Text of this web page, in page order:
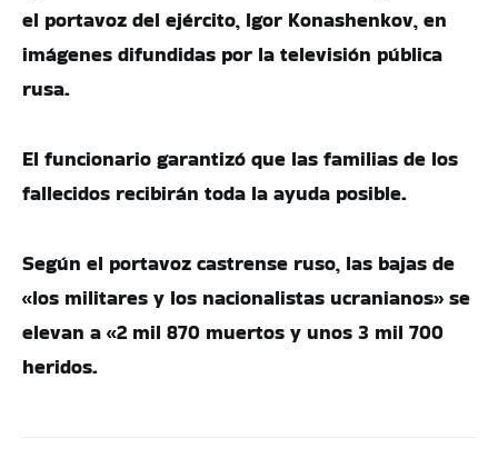
el portavoz del ejército, Igor Konashenkov, en
imágenes difundidas por la televisión pública
rusa.
El funcionario garantizó que las familias de los
fallecidos recibirán toda la ayuda posible.
Según el portavoz castrense ruso, las bajas de
«los militares y los nacionalistas ucranianos» se
elevan a «2 mil 870 muertos y unos 3 mil 700
heridos.